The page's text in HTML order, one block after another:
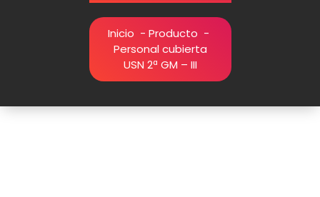
Inicio - Producto -
Personal cubierta
USN 2ª GM – III